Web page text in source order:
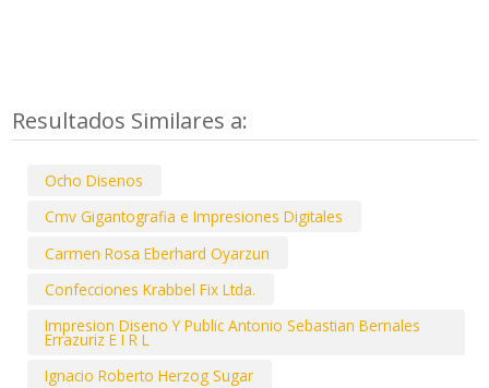
Resultados Similares a:
Ocho Disenos
Cmv Gigantografia e Impresiones Digitales
Carmen Rosa Eberhard Oyarzun
Confecciones Krabbel Fix Ltda.
Impresion Diseno Y Public Antonio Sebastian Bernales
Errazuriz E I R L
Ignacio Roberto Herzog Sugar